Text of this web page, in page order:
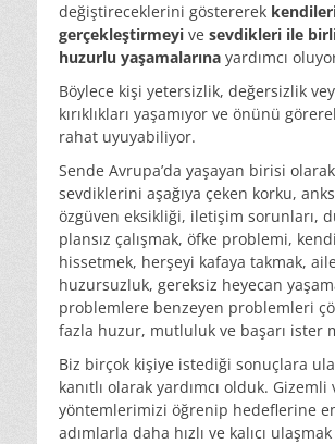
değiştireceklerini göstererek
gerçekleştirmeyi ve sevdikleri ile
huzurlu yaşamalarına yardımcı
Böylece kişi yetersizlik, değersizlik
kırıklıkları yaşamıyor ve önünü
rahat uyuyabiliyor.
Sende Avrupa’da yaşayan birisi
sevdiklerini aşağıya çeken korku,
özgüven eksikliği, iletişim sorunları,
plansız çalışmak, öfke problemi,
hissetmek, herşeyi kafaya takmak,
huzursuzluk, gereksiz heyecan
problemlere benzeyen problemleri
fazla huzur, mutluluk ve başarı ister
Biz birçok kişiye istediği sonuçlara
kanıtlı olarak yardımcı olduk. Gizemli
yöntemlerimizi öğrenip hedeflerine
adımlarla daha hızlı ve kalıcı